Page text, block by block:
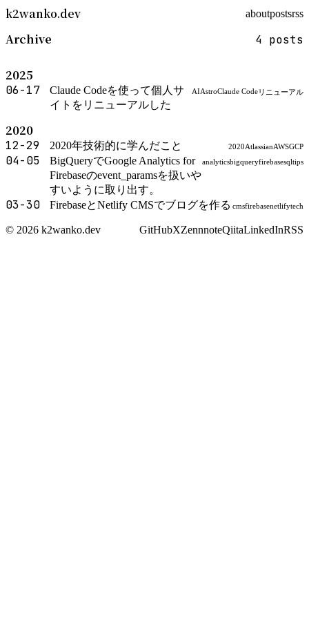
k2wanko.dev aboutpostsrss
Archive 4 posts
2025
06-17
Claude Codeを使って個人サ
イトをリニューアルした
AIAstroClaude Codeリニューアル
2020
12-29 2020年技術的に学んだこと 2020AtlassianAWSGCP
04-05
BigQueryでGoogle Analytics for
Firebaseのevent_paramsを扱いや
すいように取り出す。
analyticsbigqueryfirebasesqltips
03-30 FirebaseとNetlify CMSでブログを作る cmsfirebasenetlifytech
© 2026 k2wanko.dev GitHubXZennnoteQiitaLinkedInRSS